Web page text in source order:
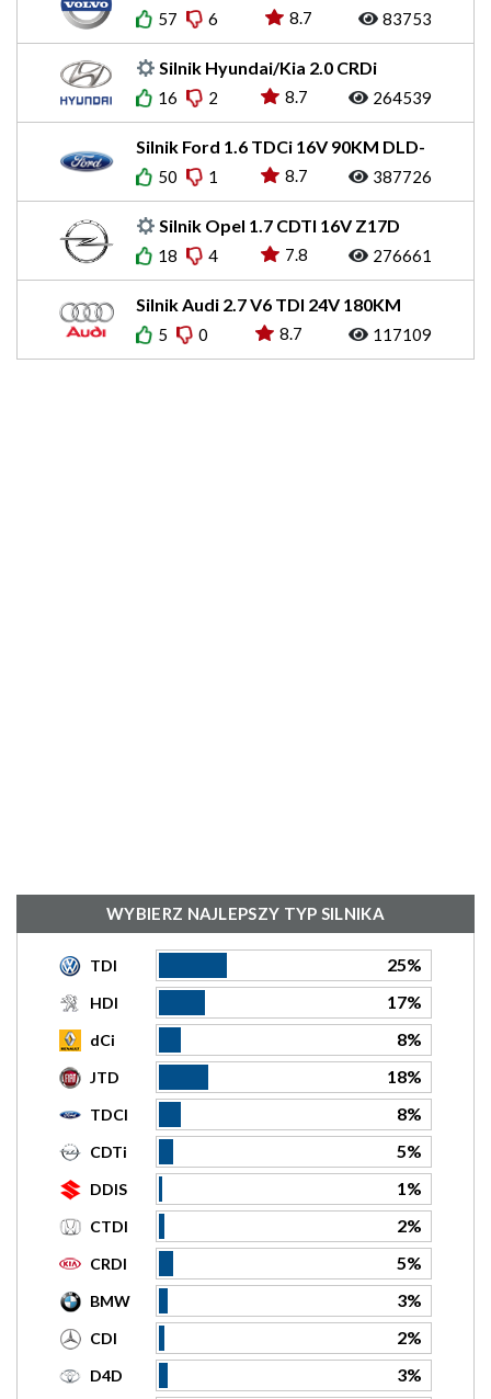
D5244T11/T15
57 6 8.7 83753
Silnik Hyundai/Kia 2.0 CRDi
[2001-2015]
16 2 8.7 264539
Silnik Ford 1.6 TDCi 16V 90KM DLD-
41650 1 8.7 387726
Silnik Opel 1.7 CDTI 16V Z17D
[2003-2015]
18 4 7.8 276661
Silnik Audi 2.7 V6 TDI 24V 180KM
EA896 BPP
5 0 8.7 117109
WYBIERZ NAJLEPSZY TYP SILNIKA
TDI 25%
HDI 17%
dCi 8%
JTD 18%
TDCI 8%
CDTi 5%
DDIS 1%
CTDI 2%
CRDI 5%
BMW 3%
CDI 2%
D4D 3%